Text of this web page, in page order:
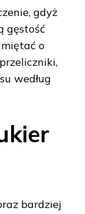
gdyż
gęstość
o
według
bardziej